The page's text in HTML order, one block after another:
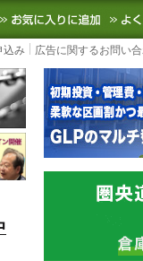
の最新の物流ニュお
込み 広告に関するお問い